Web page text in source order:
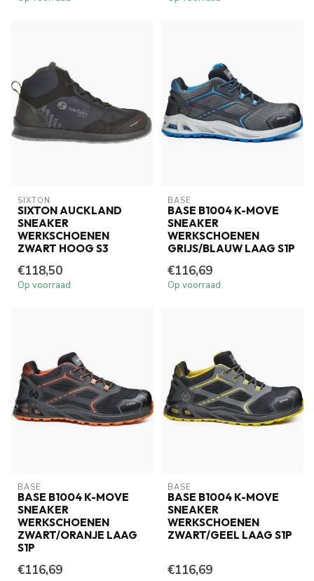
SIXTON
SIXTON AUCKLAND
SNEAKER
WERKSCHOENEN
ZWART HOOG S3
€118,50
Op voorraad
BASE
BASE B1004 K-MOVE
SNEAKER
WERKSCHOENEN
GRIJS/BLAUW LAAG S1P
€116,69
Op voorraad
BASE
BASE B1004 K-MOVE
SNEAKER
WERKSCHOENEN
ZWART/ORANJE LAAG
S1P
€116,69
BASE
BASE B1004 K-MOVE
SNEAKER
WERKSCHOENEN
ZWART/GEEL LAAG S1P
€116,69